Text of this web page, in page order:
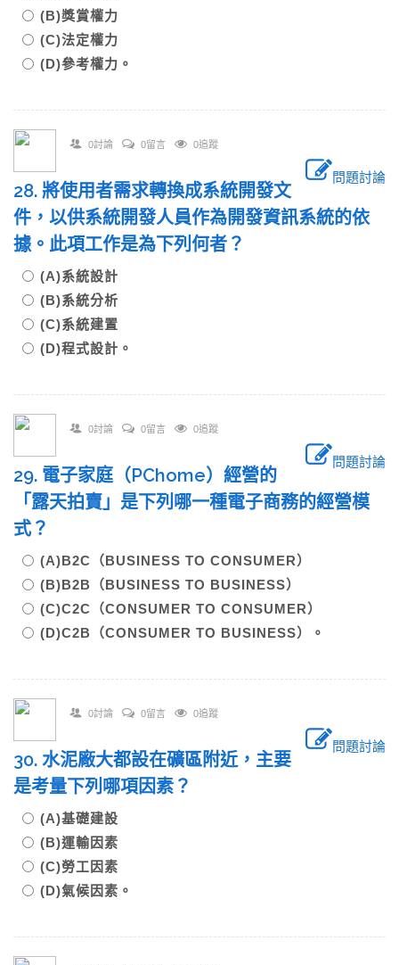
(B)獎賞權力
(C)法定權力
(D)參考權力。
0討論 0留言 0追蹤
問題討論
28. 將使用者需求轉換成系統開發文
件，以供系統開發人員作為開發資訊系統的依
據。此項工作是為下列何者？
(A)系統設計
(B)系統分析
(C)系統建置
(D)程式設計。
0討論 0留言 0追蹤
問題討論
29. 電子家庭（PChome）經營的
「露天拍賣」是下列哪一種電子商務的經營模
式？
(A)B2C（BUSINESS TO CONSUMER）
(B)B2B（BUSINESS TO BUSINESS）
(C)C2C（CONSUMER TO CONSUMER）
(D)C2B（CONSUMER TO BUSINESS）。
0討論 0留言 0追蹤
問題討論
30. 水泥廠大都設在礦區附近，主要
是考量下列哪項因素？
(A)基礎建設
(B)運輸因素
(C)勞工因素
(D)氣候因素。